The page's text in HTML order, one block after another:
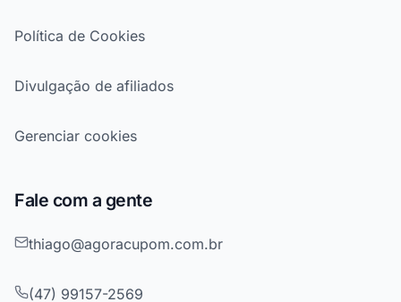
Política de Cookies
Divulgação de afiliados
Gerenciar cookies
Fale com a gente
thiago@agoracupom.com.br
(47) 99157-2569